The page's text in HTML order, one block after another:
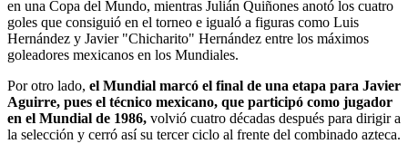
en una Copa del Mundo, mientras Julián Quiñones anotó los cuatro
goles que consiguió en el torneo e igualó a figuras como Luis
Hernández y Javier "Chicharito" Hernández entre los máximos
goleadores mexicanos en los Mundiales.
Por otro lado, el Mundial marcó el final de una etapa para Javier
Aguirre, pues el técnico mexicano, que participó como jugador
en el Mundial de 1986, volvió cuatro décadas después para dirigir a
la selección y cerró así su tercer ciclo al frente del combinado azteca.